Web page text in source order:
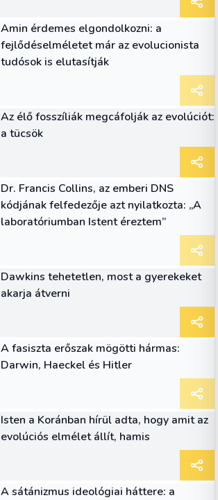
Amin érdemes elgondolkozni: a
fejlődéselméletet már az evolucionista
tudósok is elutasítják
Az élő fosszíliák megcáfolják az evolúciót:
a tücsök
Dr. Francis Collins, az emberi DNS
kódjának felfedezője azt nyilatkozta: „A
laboratóriumban Istent éreztem”
Dawkins tehetetlen, most a gyerekeket
akarja átverni
A fasiszta erőszak mögötti hármas:
Darwin, Haeckel és Hitler
Isten a Koránban hírül adta, hogy amit az
evolúciós elmélet állít, hamis
A sátánizmus ideológiai háttere: a